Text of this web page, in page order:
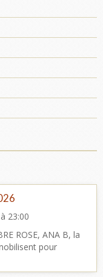
à 23:00
ROSE, ANA B, la
pour